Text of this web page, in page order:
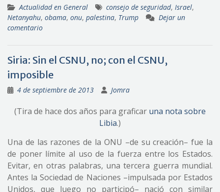
Actualidad en General consejo de seguridad, Israel,
Netanyahu, obama, onu, palestina, Trump
Dejar un
comentario
Siria: Sin el CSNU, no; con el CSNU,
imposible
4 de septiembre de 2013 Jomra
(Tira de hace dos años para graficar una nota sobre
Libia.)
Una de las razones de la ONU –de su creación– fue la
de poner límite al uso de la fuerza entre los Estados.
Evitar, en otras palabras, una tercera guerra mundial.
Antes la Sociedad de Naciones –impulsada por Estados
Unidos, que luego no participó– nació con similar